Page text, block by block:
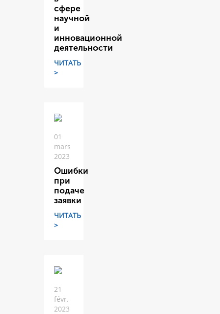
сфере
научной
и
инновационной
деятельности
ЧИТАТЬ
>
01
mars
2023
Ошибки
при
подаче
заявки
ЧИТАТЬ
>
21
févr.
2023